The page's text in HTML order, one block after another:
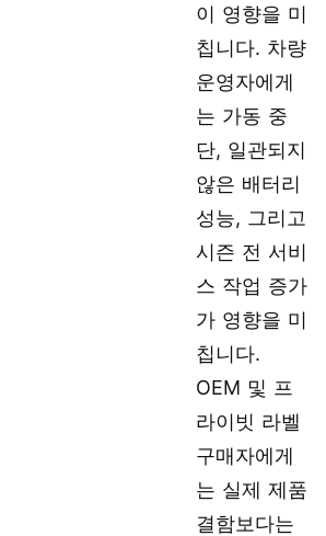
이 영향을 미
칩니다. 차량
운영자에게
는 가동 중
단, 일관되지
않은 배터리
성능, 그리고
시즌 전 서비
스 작업 증가
가 영향을 미
칩니다.
OEM 및 프
라이빗 라벨
구매자에게
는 실제 제품
결함보다는